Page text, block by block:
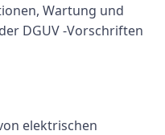
Wartung und
DGUV -Vorschriften
elektrischen